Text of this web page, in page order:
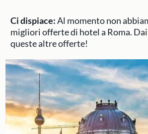
Ci dispiace:Al momento non
migliori offerte di hotel a Roma.
queste altre offerte!